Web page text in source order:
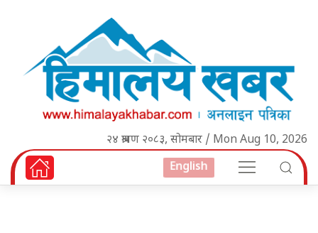
२४ श्रावण २०८३, सोमबार / Mon Aug 10, 2026
English